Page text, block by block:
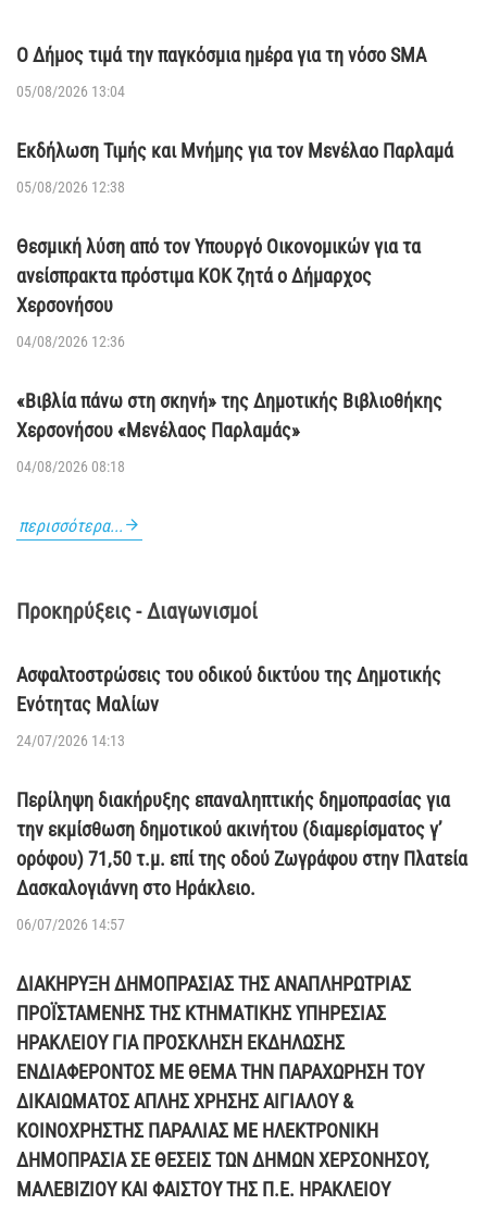
Ο Δήμος τιμά την παγκόσμια ημέρα για τη νόσο SMA
05/08/2026 13:04
Εκδήλωση Τιμής και Μνήμης για τον Μενέλαο Παρλαμά
05/08/2026 12:38
Θεσμική λύση από τον Υπουργό Οικονομικών για τα
ανείσπρακτα πρόστιμα ΚΟΚ ζητά ο Δήμαρχος
Χερσονήσου
04/08/2026 12:36
«Βιβλία πάνω στη σκηνή» της Δημοτικής Βιβλιοθήκης
Χερσονήσου «Μενέλαος Παρλαμάς»
04/08/2026 08:18
περισσότερα...
Προκηρύξεις - Διαγωνισμοί
Ασφαλτοστρώσεις του οδικού δικτύου της Δημοτικής
Ενότητας Μαλίων
24/07/2026 14:13
Περίληψη διακήρυξης επαναληπτικής δημοπρασίας για
την εκμίσθωση δημοτικού ακινήτου (διαμερίσματος γ’
ορόφου) 71,50 τ.μ. επί της οδού Ζωγράφου στην Πλατεία
Δασκαλογιάννη στο Ηράκλειο.
06/07/2026 14:57
ΔΙΑΚΗΡΥΞΗ ΔΗΜΟΠΡΑΣΙΑΣ ΤΗΣ ΑΝΑΠΛΗΡΩΤΡΙΑΣ
ΠΡΟΪΣΤΑΜΕΝΗΣ ΤΗΣ ΚΤΗΜΑΤΙΚΗΣ ΥΠΗΡΕΣΙΑΣ
ΗΡΑΚΛΕΙΟΥ ΓΙΑ ΠΡΟΣΚΛΗΣΗ ΕΚΔΗΛΩΣΗΣ
ΕΝΔΙΑΦΕΡΟΝΤΟΣ ΜΕ ΘΕΜΑ ΤΗΝ ΠΑΡΑΧΩΡΗΣΗ ΤΟΥ
ΔΙΚΑΙΩΜΑΤΟΣ ΑΠΛΗΣ ΧΡΗΣΗΣ ΑΙΓΙΑΛΟΥ &
ΚΟΙΝΟΧΡΗΣΤΗΣ ΠΑΡΑΛΙΑΣ ΜΕ ΗΛΕΚΤΡΟΝΙΚΗ
ΔΗΜΟΠΡΑΣΙΑ ΣΕ ΘΕΣΕΙΣ ΤΩΝ ΔΗΜΩΝ ΧΕΡΣΟΝΗΣΟΥ,
ΜΑΛΕΒΙΖΙΟΥ ΚΑΙ ΦΑΙΣΤΟΥ ΤΗΣ Π.Ε. ΗΡΑΚΛΕΙΟΥ